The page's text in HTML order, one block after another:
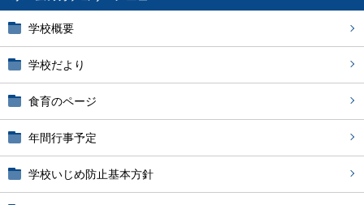
学校概要
学校だより
食育のページ
年間行事予定
学校いじめ防止基本方針